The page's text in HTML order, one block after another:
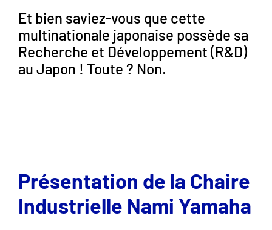
Et bien saviez-vous que cette
multinationale japonaise possède sa
Recherche et Développement (R&D)
au Japon ! Toute ? Non.
Présentation de la Chaire
Industrielle Nami Yamaha